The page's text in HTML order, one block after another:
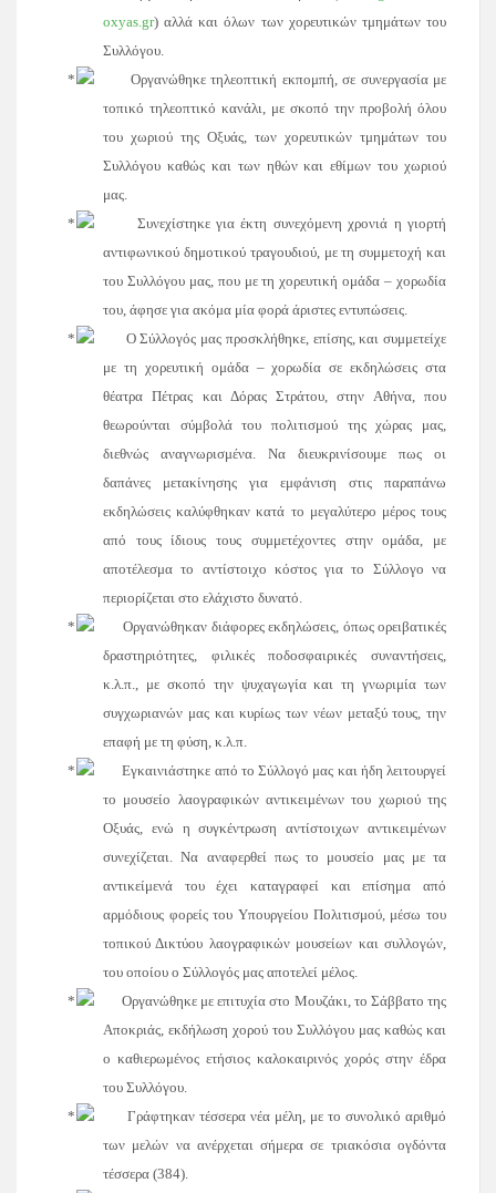
oxyas.gr) αλλά και όλων των χορευτικών τμημάτων του
Συλλόγου.
Οργανώθηκε τηλεοπτική εκπομπή, σε συνεργασία με
τοπικό τηλεοπτικό κανάλι, με σκοπό την προβολή όλου
του χωριού της Οξυάς, των χορευτικών τμημάτων του
Συλλόγου καθώς και των ηθών και εθίμων του χωριού
μας.
Συνεχίστηκε για έκτη συνεχόμενη χρονιά η γιορτή
αντιφωνικού δημοτικού τραγουδιού, με τη συμμετοχή και
του Συλλόγου μας, που με τη χορευτική ομάδα – χορωδία
του, άφησε για ακόμα μία φορά άριστες εντυπώσεις.
Ο Σύλλογός μας προσκλήθηκε, επίσης, και συμμετείχε
με τη χορευτική ομάδα – χορωδία σε εκδηλώσεις στα
θέατρα Πέτρας και Δόρας Στράτου, στην Αθήνα, που
θεωρούνται σύμβολά του πολιτισμού της χώρας μας,
διεθνώς αναγνωρισμένα. Να διευκρινίσουμε πως οι
δαπάνες μετακίνησης για εμφάνιση στις παραπάνω
εκδηλώσεις καλύφθηκαν κατά το μεγαλύτερο μέρος τους
από τους ίδιους τους συμμετέχοντες στην ομάδα, με
αποτέλεσμα το αντίστοιχο κόστος για το Σύλλογο να
περιορίζεται στο ελάχιστο δυνατό.
Οργανώθηκαν διάφορες εκδηλώσεις, όπως ορειβατικές
δραστηριότητες, φιλικές ποδοσφαιρικές συναντήσεις,
κ.λ.π., με σκοπό την ψυχαγωγία και τη γνωριμία των
συγχωριανών μας και κυρίως των νέων μεταξύ τους, την
επαφή με τη φύση, κ.λ.π.
Εγκαινιάστηκε από το Σύλλογό μας και ήδη λειτουργεί
το μουσείο λαογραφικών αντικειμένων του χωριού της
Οξυάς, ενώ η συγκέντρωση αντίστοιχων αντικειμένων
συνεχίζεται. Να αναφερθεί πως το μουσείο μας με τα
αντικείμενά του έχει καταγραφεί και επίσημα από
αρμόδιους φορείς του Υπουργείου Πολιτισμού, μέσω του
τοπικού Δικτύου λαογραφικών μουσείων και συλλογών,
του οποίου ο Σύλλογός μας αποτελεί μέλος.
Οργανώθηκε με επιτυχία στο Μουζάκι, το Σάββατο της
Αποκριάς, εκδήλωση χορού του Συλλόγου μας καθώς και
ο καθιερωμένος ετήσιος καλοκαιρινός χορός στην έδρα
του Συλλόγου.
Γράφτηκαν τέσσερα νέα μέλη, με το συνολικό αριθμό
των μελών να ανέρχεται σήμερα σε τριακόσια ογδόντα
τέσσερα (384).